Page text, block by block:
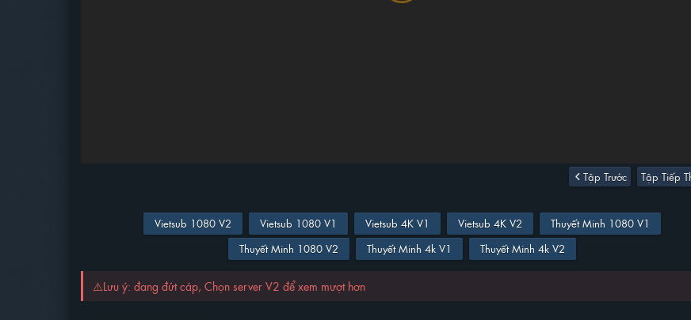
Tập Trước Tập Tiếp
Vietsub 1080 V2 Vietsub 1080 V1 Vietsub 4K V1 Vietsub 4K V2
Thuyết Minh 1080 V1
Thuyết Minh 1080 V2
Thuyết Minh 4k V1 Thuyết Minh 4k V2
⚠️Lưu ý: đang đứt cáp, Chọn server V2 để xem mượt hơn